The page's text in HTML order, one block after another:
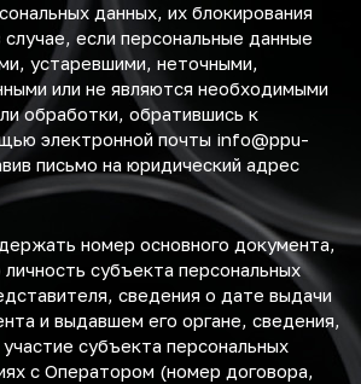
данных, их блокирования
если персональные данные
устаревшими, неточными,
или не являются необходимыми
обработки, обратившись к
электронной почты info@ppu-
письмо на юридический адрес
номер основного документа,
субъекта персональных
сведения о дате выдачи
и выдавшем его органе, сведения,
субъекта персональных
с Оператором (номер договора,